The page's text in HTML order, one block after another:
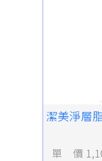
潔美淨層
單 價